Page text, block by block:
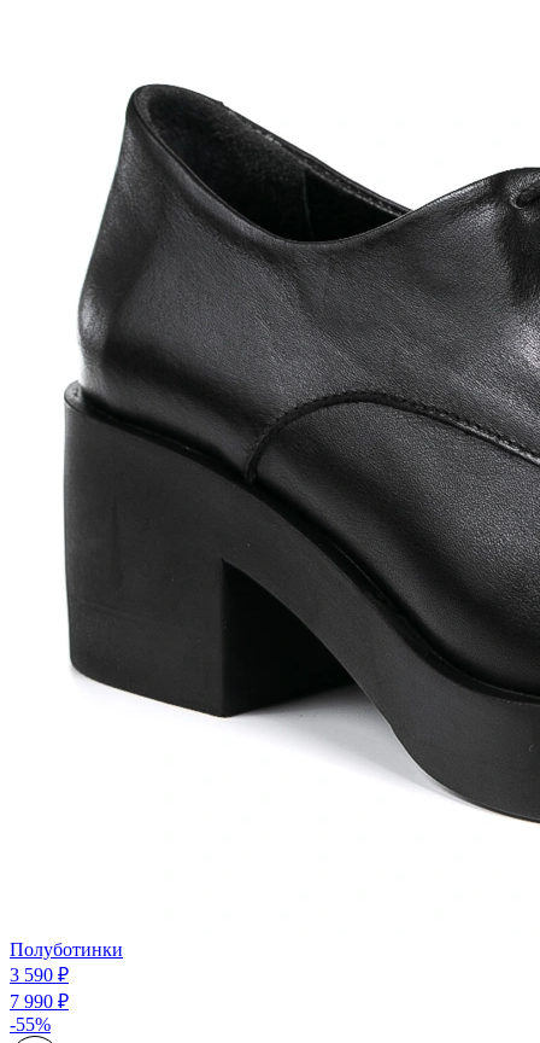
Полуботинки
3 590 ₽
7 990 ₽
-55%